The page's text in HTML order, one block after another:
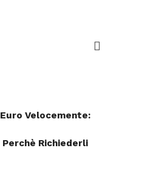
Velocemente:
Richiederli